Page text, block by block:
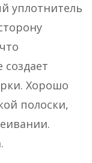
уплотнитель
Хорошо
полоски,